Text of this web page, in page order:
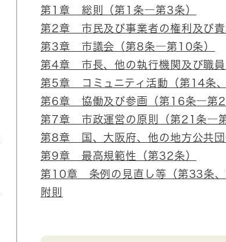
第1章 総則（第1条―第3条）
第2章 市民及び事業者の権利及び
第3章 市議会（第8条―第10条）
第4章 市長、他の執行機関及び職
第5章 コミュニティ活動（第14条
第6章 協働及び参画（第16条―第
第7章 市政運営の原則（第21条―
第8章 国、大阪府、他の地方公共
第9章 最高規範性（第32条）
第10章 条例の見直し等（第33条、
附則